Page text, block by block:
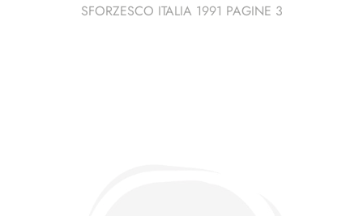
SFORZESCO ITALIA 1991 PAGINE 3